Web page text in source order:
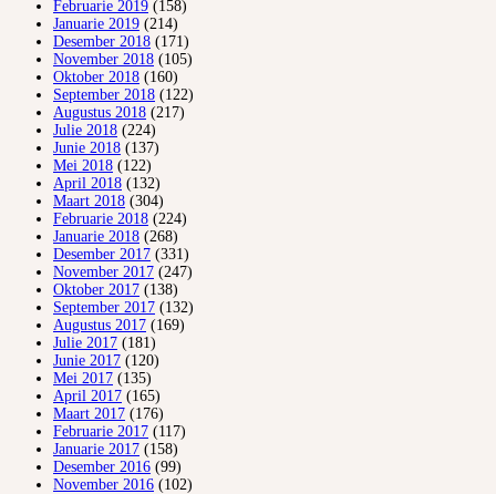
Februarie 2019 (158)
Januarie 2019 (214)
Desember 2018 (171)
November 2018 (105)
Oktober 2018 (160)
September 2018 (122)
Augustus 2018 (217)
Julie 2018 (224)
Junie 2018 (137)
Mei 2018 (122)
April 2018 (132)
Maart 2018 (304)
Februarie 2018 (224)
Januarie 2018 (268)
Desember 2017 (331)
November 2017 (247)
Oktober 2017 (138)
September 2017 (132)
Augustus 2017 (169)
Julie 2017 (181)
Junie 2017 (120)
Mei 2017 (135)
April 2017 (165)
Maart 2017 (176)
Februarie 2017 (117)
Januarie 2017 (158)
Desember 2016 (99)
November 2016 (102)